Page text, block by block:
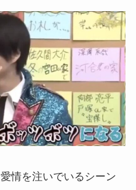
情を注いでいるシーン